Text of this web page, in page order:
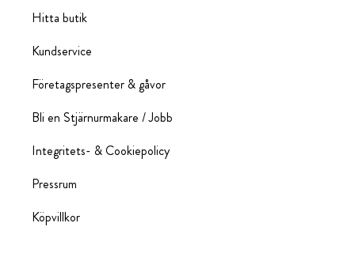
Hitta butik
Kundservice
Företagspresenter & gåvor
Bli en Stjärnurmakare / Jobb
Integritets- & Cookiepolicy
Pressrum
Köpvillkor